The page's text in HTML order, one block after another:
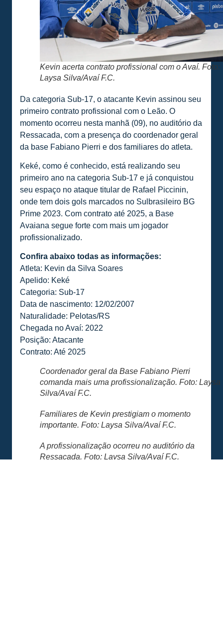
Kevin acerta contrato profissional com o Avaí. Foto:
Laysa Silva/Avaí F.C.
Da categoria Sub-17, o atacante Kevin assinou seu
primeiro contrato profissional com o Leão. O
momento ocorreu nesta manhã (09), no auditório da
Ressacada, com a presença do coordenador geral
da base Fabiano Pierri e dos familiares do atleta.
Keké, como é conhecido, está realizando seu
primeiro ano na categoria Sub-17 e já conquistou
seu espaço no ataque titular de Rafael Piccinin,
onde tem dois gols marcados no Sulbrasileiro BG
Prime 2023. Com contrato até 2025, a Base
Avaiana segue forte com mais um jogador
profissionalizado.
Confira abaixo todas as informações:
Atleta: Kevin da Silva Soares
Apelido: Keké
Categoria: Sub-17
Data de nascimento: 12/02/2007
Naturalidade: Pelotas/RS
Chegada no Avaí: 2022
Posição: Atacante
Contrato: Até 2025
Coordenador geral da Base Fabiano Pierri
comanda mais uma profissionalização. Foto: Laysa
Silva/Avaí F.C.
Familiares de Kevin prestigiam o momento
importante. Foto: Laysa Silva/Avaí F.C.
A profissionalização ocorreu no auditório da
Ressacada. Foto: Laysa Silva/Avaí F.C.